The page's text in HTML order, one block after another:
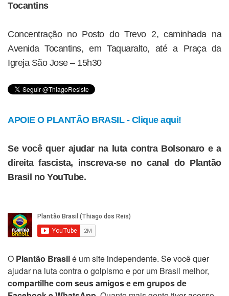
Tocantins
Concentração no Posto do Trevo 2, caminhada na
Avenida Tocantins, em Taquaralto, até a Praça da
Igreja São Jose – 15h30
APOIE O PLANTÃO BRASIL - Clique aqui!
Se você quer ajudar na luta contra Bolsonaro e a
direita fascista, inscreva-se no canal do Plantão
Brasil no YouTube.
O Plantão Brasilé um site independente. Se você quer
ajudar na luta contra o golpismo e por um Brasil melhor,
compartilhe com seus amigos e em grupos de